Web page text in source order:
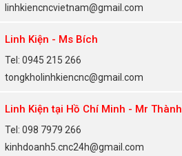
linhkiencncvietnam@gmail.com
Linh Kiện - Ms Bích
Tel: 0945 215 266
tongkholinhkiencnc@gmail.com
Linh Kiện tại Hồ Chí Minh - Mr Thành
Tel: 098 7979 266
kinhdoanh5.cnc24h@gmail.com